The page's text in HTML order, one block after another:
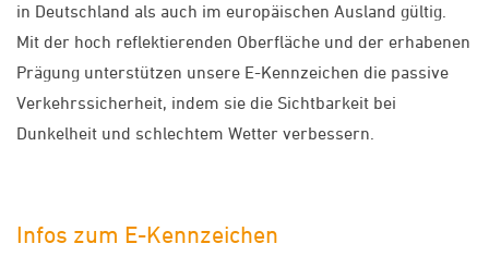
in Deutschland als auch im europäischen Ausland gültig.
Mit der hoch reflektierenden Oberfläche und der erhabenen
Prägung unterstützen unsere E-Kennzeichen die passive
Verkehrssicherheit, indem sie die Sichtbarkeit bei
Dunkelheit und schlechtem Wetter verbessern.
Infos zum E-Kennzeichen